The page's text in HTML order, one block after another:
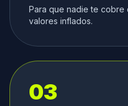
Para que nadie te cobre
valores inflados.
03